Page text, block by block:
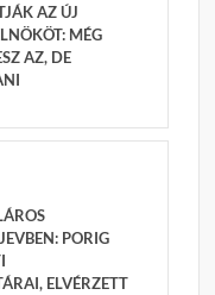
AZ ÚJ
MÉG
AZ, DE
PORIG
ELVÉRZETT